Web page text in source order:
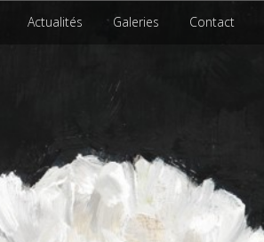
Actualités Galeries Contact